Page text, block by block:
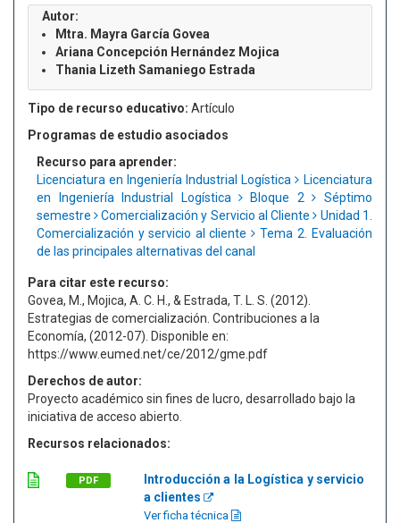
Autor:
Mtra. Mayra García Govea
Ariana Concepción Hernández Mojica
Thania Lizeth Samaniego Estrada
Tipo de recurso educativo: Artículo
Programas de estudio asociados
Recurso para aprender:
Licenciatura en Ingeniería Industrial Logística
Licenciatura
en Ingeniería Industrial Logística
Bloque 2
Séptimo
semestre
Comercialización y Servicio al Cliente
Unidad 1.
Comercialización y servicio al cliente
Tema 2. Evaluación
de las principales alternativas del canal
Para citar este recurso:
Govea, M., Mojica, A. C. H., & Estrada, T. L. S. (2012).
Estrategias de comercialización. Contribuciones a la
Economía, (2012-07). Disponible en:
https://www.eumed.net/ce/2012/gme.pdf
Derechos de autor:
Proyecto académico sin fines de lucro, desarrollado bajo la
iniciativa de acceso abierto.
Recursos relacionados:
PDF
Introducción a la Logística y servicio
a clientes
Ver ficha técnica